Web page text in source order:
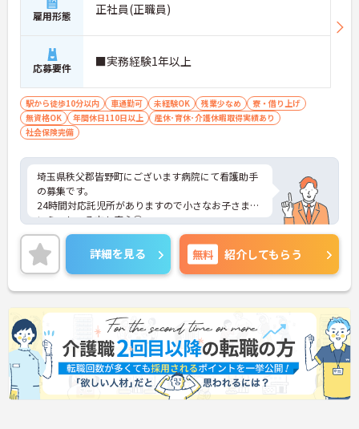
雇用形態 正社員(正職員)
応募要件 ■実務経験1年以上
駅から徒歩10分以内 車通勤可 未経験OK 残業少なめ
寮・借り上げ
無資格OK
年間休日110日以上
産休･育休･介護休暇取得実績あり
社会保険完備
埼玉県秩父郡皆野町にございます病院にて看護助手
の募集です。
24時間対応託児所がありますので小さなお子さまが
いらっしゃる方も安心◎
ご興味ある方には、面接対策ポイントなど、さらに
詳細をお話しいたしますのでお気軽にご相談くださ
い。
詳細を見る 無料 紹介してもらう